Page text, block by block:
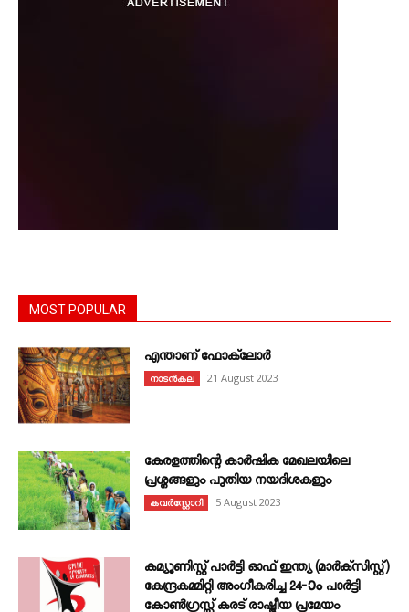
MOST POPULAR
എന്താണ്‌ ഫോക്‌ലോർ
നാടൻകല 21 August 2023
കേരളത്തിന്റെ കാർഷിക മേഖലയിലെ
പ്രശ്നങ്ങളും പുതിയ നയദിശകളും
കവര്‍സ്റ്റോറി 5 August 2023
കമ്യൂണിസ്റ്റ് പാർട്ടി ഓഫ് ഇന്ത്യ (മാർക്സിസ്റ്റ്)
കേന്ദ്രകമ്മിറ്റി അംഗീകരിച്ച 24‐ാം പാർട്ടി
കോൺഗ്രസ്സ് കരട് രാഷ്ട്രീയ പ്രമേയം